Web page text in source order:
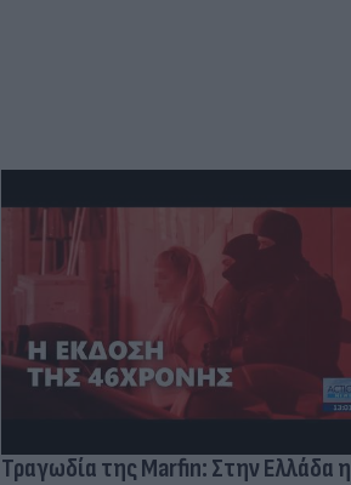
Τραγωδία της Marfin: Στην Ελλάδα η